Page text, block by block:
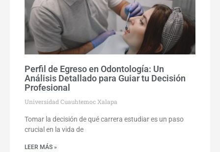
Perfil de Egreso en Odontología: Un
Análisis Detallado para Guiar tu Decisión
Profesional
Universidad Cuauhtemoc Xalapa
Tomar la decisión de qué carrera estudiar es un paso
crucial en la vida de
LEER MÁS »